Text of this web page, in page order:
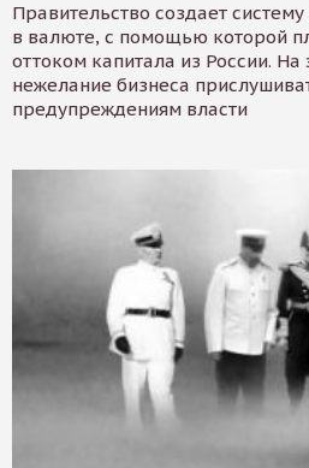
Правительство создает
в валюте, с помощью которой
оттоком капитала из России. На
нежелание бизнеса
предупреждениям власти